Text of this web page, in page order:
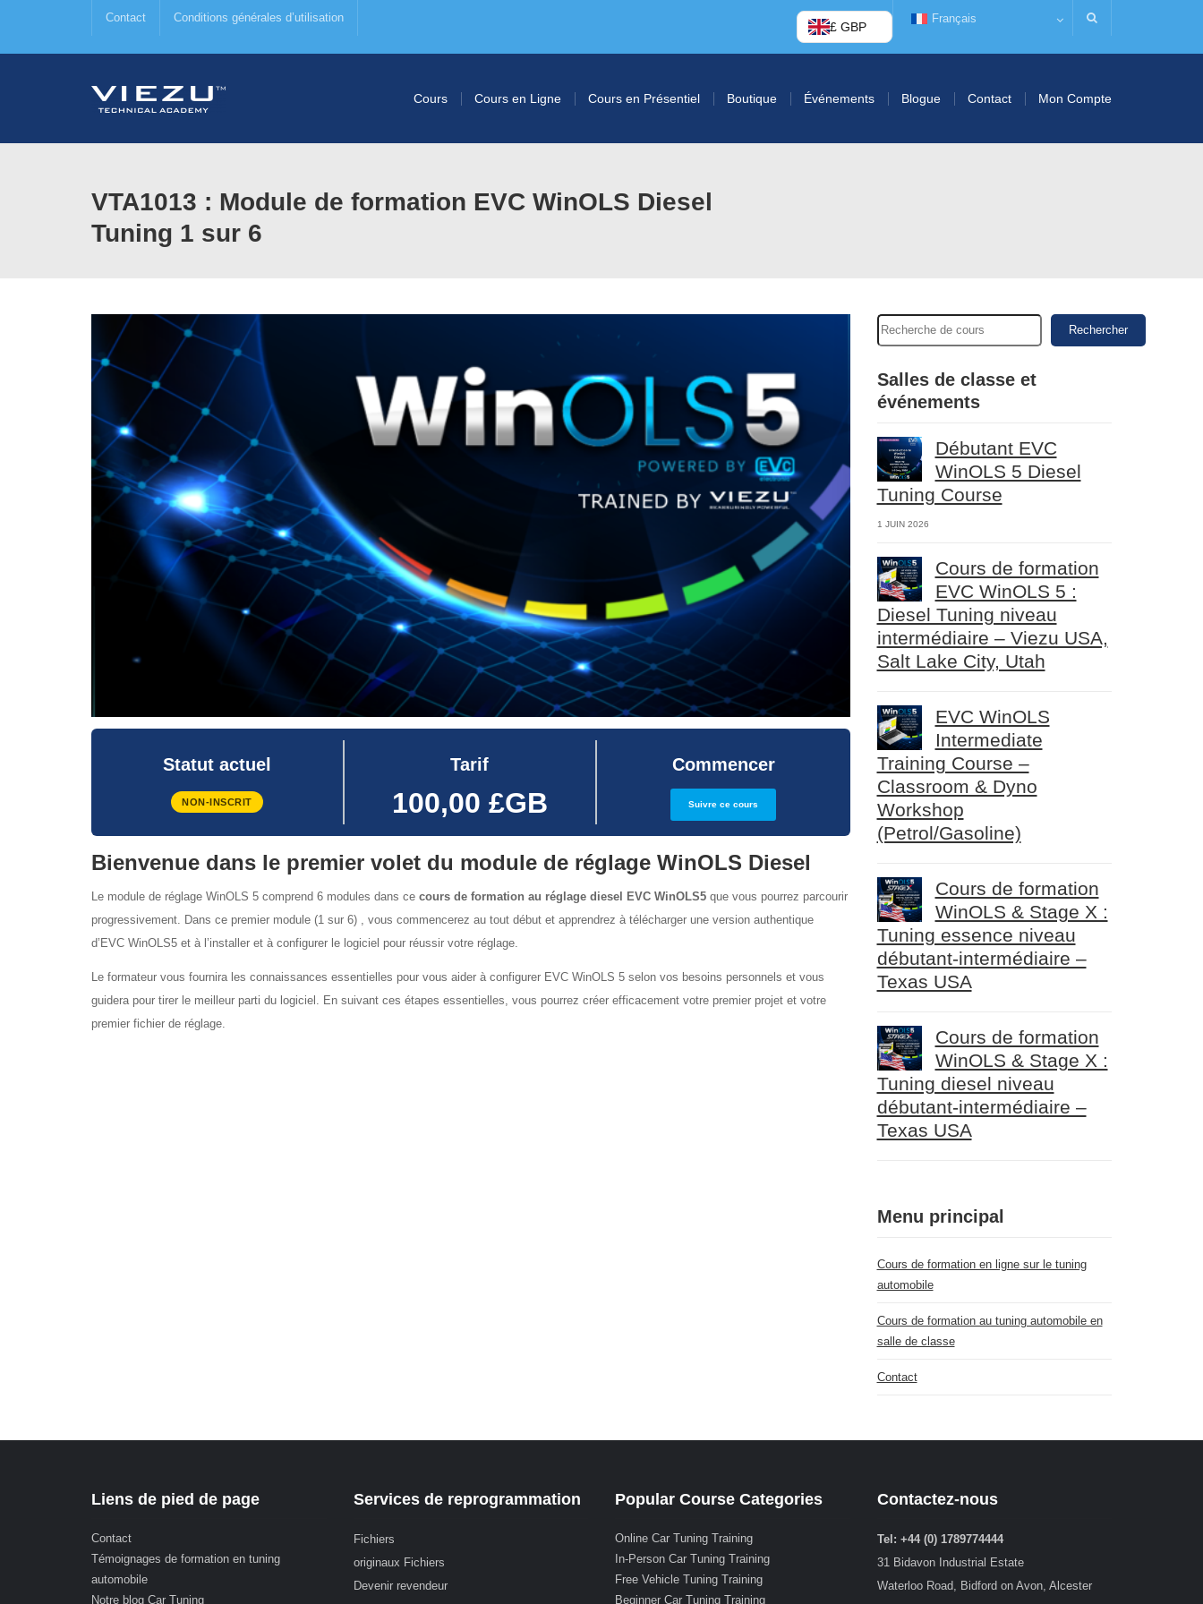
Contact Conditions générales d’utilisation
£ GBP
Français
Cours Cours en Ligne Cours en Présentiel Boutique Événements Blogue Contact Mon Compte
VTA1013 : Module de formation EVC WinOLS Diesel
Tuning 1 sur 6
Statut actuel
NON-INSCRIT
Tarif
100,00 £GB
Commencer
Suivre ce cours
Bienvenue dans le premier volet du module de réglage WinOLS Diesel
Le module de réglage WinOLS 5 comprend 6 modules dans ce cours de formation au réglage diesel EVC WinOLS5 que vous pourrez parcourir
progressivement. Dans ce premier module (1 sur 6)
, vous commencerez au tout début et apprendrez à télécharger une version authentique
d’EVC WinOLS5 et à l’installer et à configurer le logiciel pour réussir votre réglage.
Le formateur vous fournira les connaissances essentielles pour vous aider à configurer EVC WinOLS 5 selon vos besoins personnels et vous
guidera pour tirer le meilleur parti du logiciel. En suivant ces étapes essentielles, vous pourrez créer efficacement votre premier projet et votre
premier fichier de réglage.
Rechercher
Salles de classe et
événements
Débutant EVC
WinOLS 5 Diesel
Tuning Course
1 JUIN 2026
Cours de formation
EVC WinOLS 5 :
Diesel Tuning niveau
intermédiaire – Viezu USA,
Salt Lake City, Utah
EVC WinOLS
Intermediate
Training Course –
Classroom & Dyno
Workshop
(Petrol/Gasoline)
Cours de formation
WinOLS & Stage X :
Tuning essence niveau
débutant-intermédiaire –
Texas USA
Cours de formation
WinOLS & Stage X :
Tuning diesel niveau
débutant-intermédiaire –
Texas USA
Menu principal
Cours de formation en ligne sur le tuning
automobile
Cours de formation au tuning automobile en
salle de classe
Contact
Liens de pied de page
Contact
Témoignages de formation en tuning
automobile
Notre blog Car Tuning
Services de reprogrammation
Fichiers
originaux Fichiers
Devenir revendeur
Popular Course Categories
Online Car Tuning Training
In-Person Car Tuning Training
Free Vehicle Tuning Training
Beginner Car Tuning Training
Contactez-nous
Tel: +44 (0) 1789774444
31 Bidavon Industrial Estate
Waterloo Road, Bidford on Avon, Alcester